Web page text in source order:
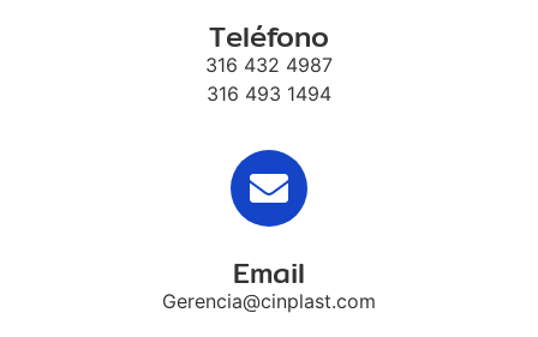
Teléfono
316 432 4987
316 493 1494
Email
Gerencia@cinplast.com